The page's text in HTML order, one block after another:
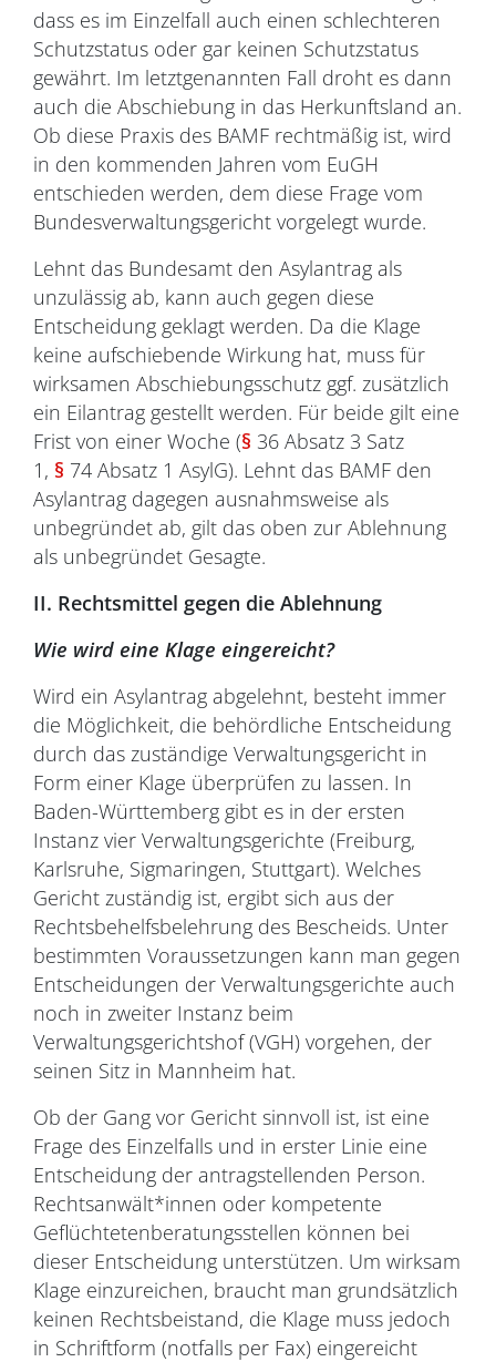
dass es im Einzelfall auch einen schlechteren
Schutzstatus oder gar keinen Schutzstatus
gewährt. Im letztgenannten Fall droht es dann
auch die Abschiebung in das Herkunftsland an.
Ob diese Praxis des BAMF rechtmäßig ist, wird
in den kommenden Jahren vom EuGH
entschieden werden, dem diese Frage vom
Bundesverwaltungsgericht vorgelegt wurde.
Lehnt das Bundesamt den Asylantrag als
unzulässig ab, kann auch gegen diese
Entscheidung geklagt werden. Da die Klage
keine aufschiebende Wirkung hat, muss für
wirksamen Abschiebungsschutz ggf. zusätzlich
ein Eilantrag gestellt werden. Für beide gilt eine
Frist von einer Woche (§ 36 Absatz 3 Satz
1, § 74 Absatz 1 AsylG). Lehnt das BAMF den
Asylantrag dagegen ausnahmsweise als
unbegründet ab, gilt das oben zur Ablehnung
als unbegründet Gesagte.
II. Rechtsmittel gegen die Ablehnung
Wie wird eine Klage eingereicht?
Wird ein Asylantrag abgelehnt, besteht immer
die Möglichkeit, die behördliche Entscheidung
durch das zuständige Verwaltungsgericht in
Form einer Klage überprüfen zu lassen. In
Baden-Württemberg gibt es in der ersten
Instanz vier Verwaltungsgerichte (Freiburg,
Karlsruhe, Sigmaringen, Stuttgart). Welches
Gericht zuständig ist, ergibt sich aus der
Rechtsbehelfsbelehrung des Bescheids. Unter
bestimmten Voraussetzungen kann man gegen
Entscheidungen der Verwaltungsgerichte auch
noch in zweiter Instanz beim
Verwaltungsgerichtshof (VGH) vorgehen, der
seinen Sitz in Mannheim hat.
Ob der Gang vor Gericht sinnvoll ist, ist eine
Frage des Einzelfalls und in erster Linie eine
Entscheidung der antragstellenden Person.
Rechtsanwält*innen oder kompetente
Geflüchtetenberatungsstellen können bei
dieser Entscheidung unterstützen. Um wirksam
Klage einzureichen, braucht man grundsätzlich
keinen Rechtsbeistand, die Klage muss jedoch
in Schriftform (notfalls per Fax) eingereicht